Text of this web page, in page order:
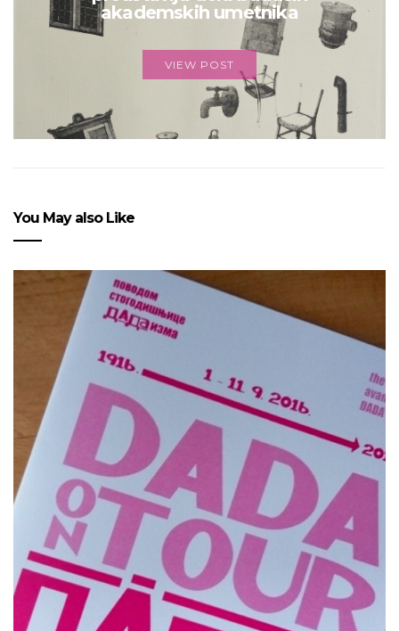
akademskih umetnika
VIEW POST
You May also Like